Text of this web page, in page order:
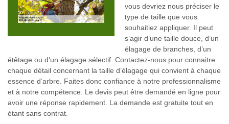
vous devriez nous préciser le
type de taille que vous
souhaitiez appliquer. Il peut
s’agir d’une taille douce, d’un
élagage de branches, d’un
étêtage ou d’un élagage sélectif. Contactez-nous pour connaitre
chaque détail concernant la taille d’élagage qui convient à chaque
essence d’arbre. Faites donc confiance à notre professionnalisme
et à notre compétence. Le devis peut être demandé en ligne pour
avoir une réponse rapidement. La demande est gratuite tout en
étant sans contrat.